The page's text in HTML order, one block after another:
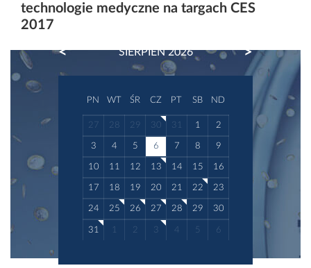
technologie medyczne na targach CES
2017
SIERPIEŃ 2026
PREVIOUS NEXT
PN WT ŚR CZ PT SB ND
27 28 29 30 31 1 2
3 4 5 6 7 8 9
10 11 12 13 14 15 16
17 18 19 20 21 22 23
24 25 26 27 28 29 30
31 1 2 3 4 5 6